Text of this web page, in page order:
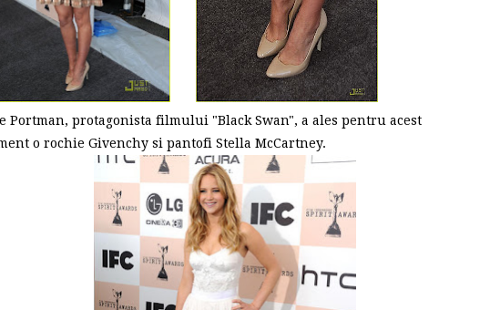
Portman, protagonista filmului "Black Swan", a ales pentru acest
o rochie Givenchy si pantofi Stella McCartney.